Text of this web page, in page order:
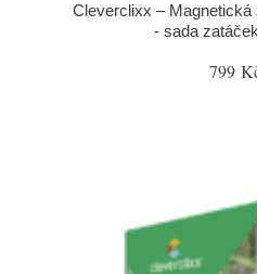
Cleverclixx –
- sada
799